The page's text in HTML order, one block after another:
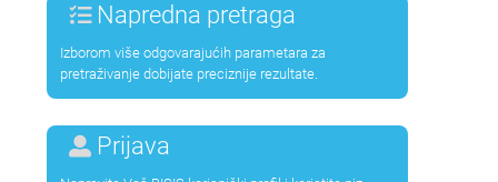
Napredna pretraga
Izborom više odgovarajućih parametara za
pretraživanje dobijate preciznije rezultate.
Prijava